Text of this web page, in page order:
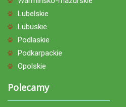
Lubelskie
Lubuskie
Podlaskie
Podkarpackie
Opolskie
Polecamy